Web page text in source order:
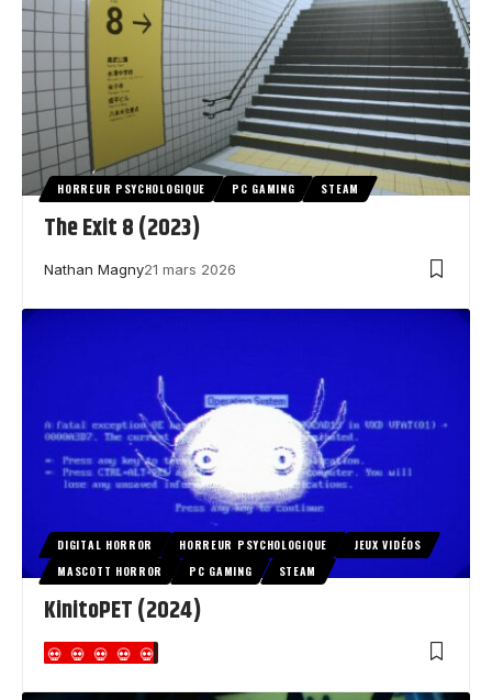
HORREUR PSYCHOLOGIQUE PC GAMING STEAM
The Exit 8 (2023)
Nathan Magny21 mars 2026
DIGITAL HORROR HORREUR PSYCHOLOGIQUE
JEUX VIDÉOS
MASCOTT HORROR
PC GAMING STEAM
KinitoPET (2024)